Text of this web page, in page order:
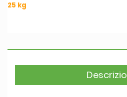
25 kg